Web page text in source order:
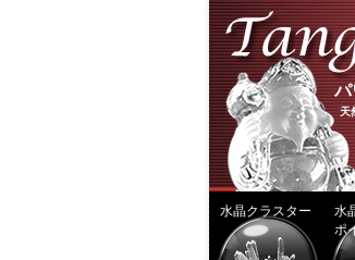
パ
天
水晶クラスター
水
ポ